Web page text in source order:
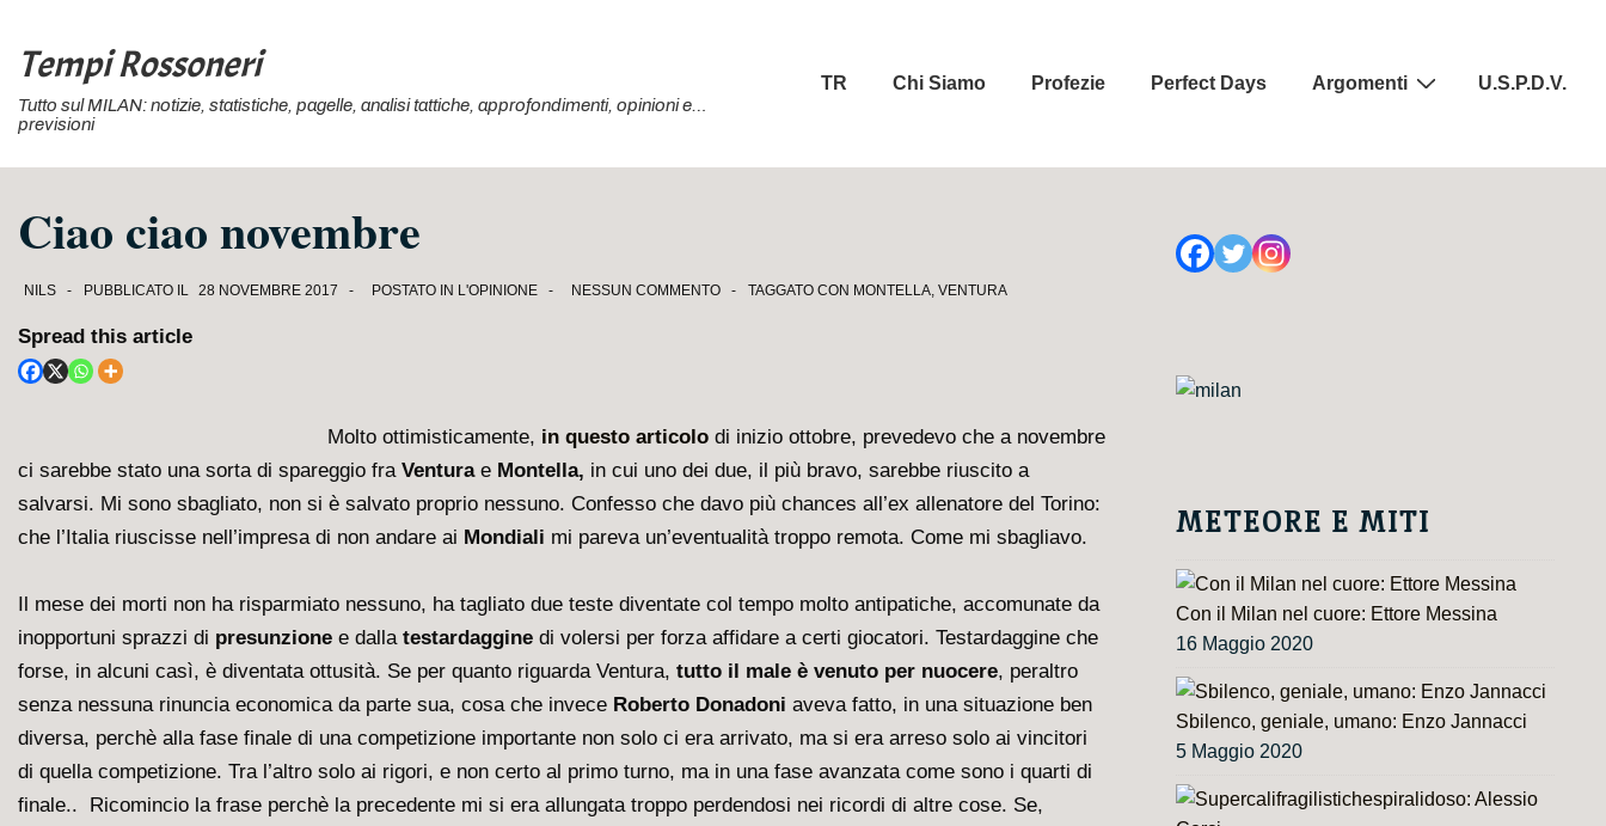
Vai
contenuto
Tempi Rossoneri
Tutto sul MILAN: notizie, statistiche, pagelle, analisi tattiche, approfondimenti, opinioni e…
previsioni
Menu
TR Chi Siamo Profezie Perfect Days Argomenti U.S.P.D.V.
Ciao ciao novembre
NILS PUBBLICATO IL 28 NOVEMBRE 2017 POSTATO IN L'OPINIONE NESSUN COMMENTO TAGGATO CON MONTELLA, VENTURA
Spread this article
Molto ottimisticamente, in questo articolo di inizio ottobre, prevedevo che a novembre
ci sarebbe stato una sorta di spareggio fra Venturae Montella, in cui uno dei due, il più bravo, sarebbe riuscito a
salvarsi. Mi sono sbagliato, non si è salvato proprio nessuno. Confesso che davo più chances all’ex allenatore del Torino:
che l’Italia riuscisse nell’impresa di non andare ai Mondiali mi pareva un’eventualità troppo remota. Come mi sbagliavo.
Il mese dei morti non ha risparmiato nessuno, ha tagliato due teste diventate col tempo molto antipatiche, accomunate da
inopportuni sprazzi di presunzione e dalla testardaggine di volersi per forza affidare a certi giocatori. Testardaggine che
forse, in alcuni casì, è diventata ottusità. Se per quanto riguarda Ventura, tutto il male è venuto per nuocere, peraltro
senza nessuna rinuncia economica da parte sua, cosa che invece Roberto Donadoni aveva fatto, in una situazione ben
diversa, perchè alla fase finale di una competizione importante non solo ci era arrivato, ma si era arreso solo ai vincitori
di quella competizione. Tra l’altro solo ai rigori, e non certo al primo turno, ma in una fase avanzata come sono i quarti di
finale.. Ricomincio la frase perchè la precedente mi si era allungata troppo perdendosi nei ricordi di altre cose. Se,
METEORE E MITI
Con il Milan nel cuore: Ettore Messina
16 Maggio 2020
Sbilenco, geniale, umano: Enzo Jannacci
5 Maggio 2020